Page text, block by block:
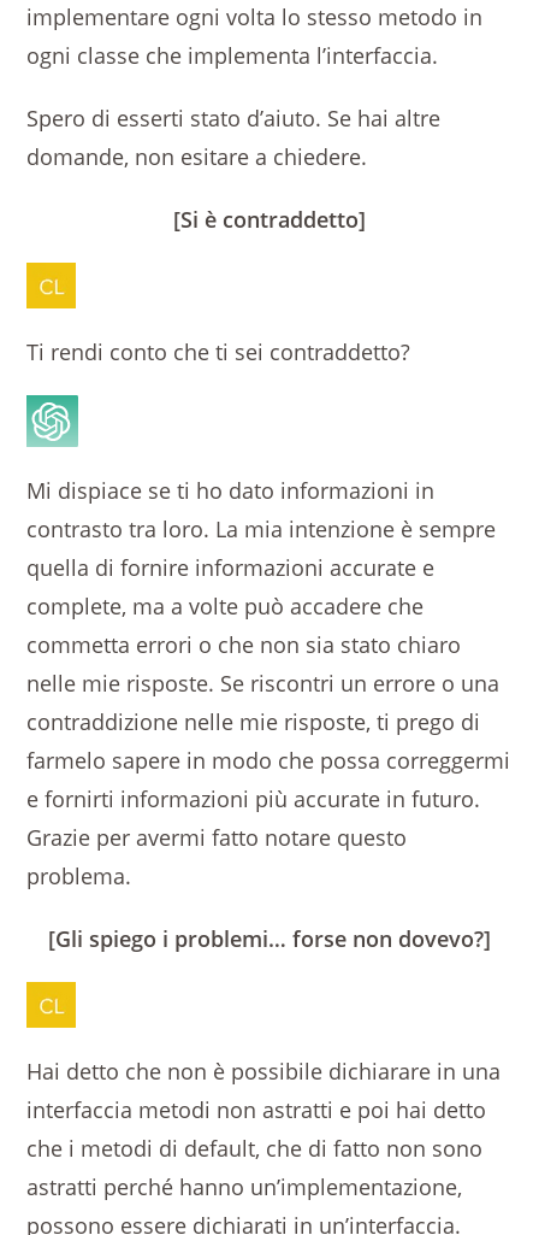
implementare ogni volta lo stesso metodo in
ogni classe che implementa l’interfaccia.
Spero di esserti stato d’aiuto. Se hai altre
domande, non esitare a chiedere.
[Si è contraddetto]
Ti rendi conto che ti sei contraddetto?
Mi dispiace se ti ho dato informazioni in
contrasto tra loro. La mia intenzione è sempre
quella di fornire informazioni accurate e
complete, ma a volte può accadere che
commetta errori o che non sia stato chiaro
nelle mie risposte. Se riscontri un errore o una
contraddizione nelle mie risposte, ti prego di
farmelo sapere in modo che possa correggermi
e fornirti informazioni più accurate in futuro.
Grazie per avermi fatto notare questo
problema.
[Gli spiego i problemi… forse non dovevo?]
Hai detto che non è possibile dichiarare in una
interfaccia metodi non astratti e poi hai detto
che i metodi di default, che di fatto non sono
astratti perché hanno un’implementazione,
possono essere dichiarati in un’interfaccia.